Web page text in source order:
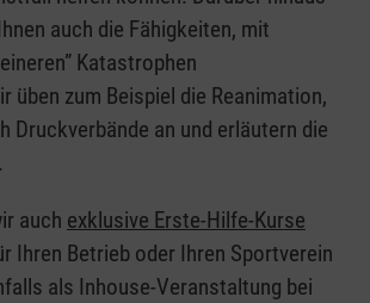
auch die Fähigkeiten, mit
Katastrophen
üben zum Beispiel die Reanimation,
Druckverbände an und erläutern die
auch exklusive Erste-Hilfe-Kurse
Ihren Betrieb oder Ihren Sportverein
als Inhouse-Veranstaltung bei